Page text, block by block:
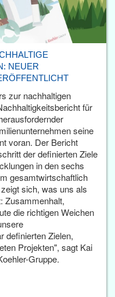
NEUER
zur nachhaltigen
für
seine
voran. Der Bericht
der definierten Ziele
in den sechs
gesamtwirtschaftlich
sich, was uns als
Zusammenhalt,
die richtigen Weichen
definierten Zielen,
Projekten", sagt Kai
Gruppe.